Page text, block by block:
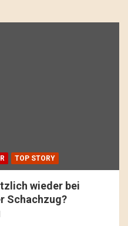
TOP STORY
wieder bei
Schachzug?